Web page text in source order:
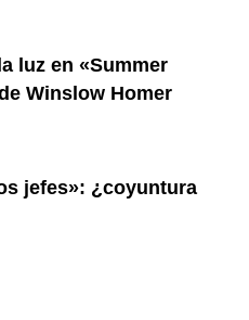
luz en «Summer
Winslow Homer
jefes»: ¿coyuntura